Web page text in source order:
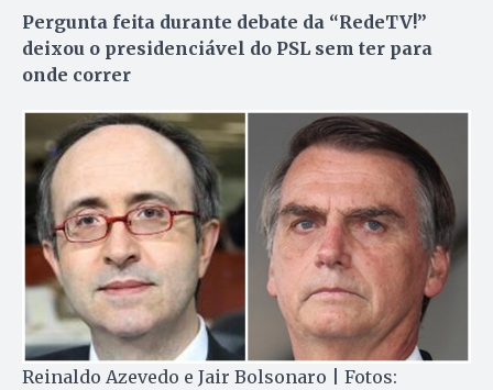
Pergunta feita durante debate da “RedeTV!”
deixou o presidenciável do PSL sem ter para
onde correr
Reinaldo Azevedo e Jair Bolsonaro | Fotos: